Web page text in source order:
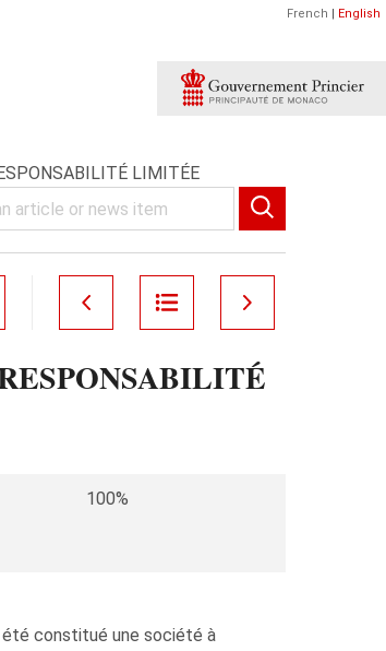
French | English
LIMITÉE
100%
été constitué une société à